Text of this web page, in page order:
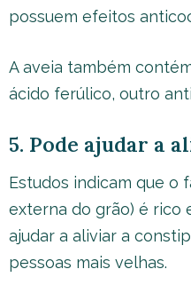
possuem efeitos
A aveia também
ácido ferúlico, outro
5. Pode ajudar a
Estudos indicam que o
externa do grão) é rico
ajudar a aliviar a
pessoas mais velhas.